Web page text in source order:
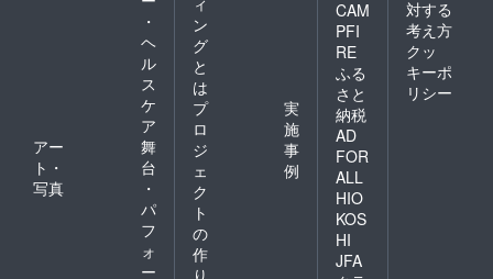
・
ヘ
ル
ス
ケ
ア
アー
ト・
写真
舞
台
・
パ
フ
ォ
ー
ン
グ
と
は
プ
ロ
ジ
ェ
ク
ト
の
作
り
実
施
事
例
CAM
PFI
RE
ふる
さと
納税
AD
FOR
ALL
HIO
KOS
HI
JFA
対する
考え方
クッ
キーポ
リシー